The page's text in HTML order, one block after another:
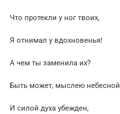
Что протекли у ног твоих,
Я отнимал у вдохновенья!
А чем ты заменила их?
Быть может, мыслею небесной
И силой духа убежден,